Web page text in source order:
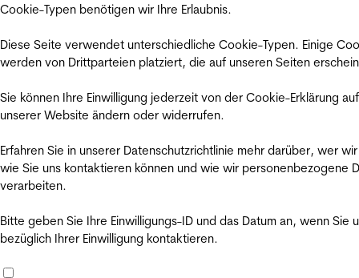
Cookie-Typen benötigen wir Ihre Erlaubnis.
Diese Seite verwendet unterschiedliche Cookie-Typen. Einige
werden von Drittparteien platziert, die auf unseren Seiten
Sie können Ihre Einwilligung jederzeit von der Cookie-Erklärung auf
unserer Website ändern oder widerrufen.
Erfahren Sie in unserer Datenschutzrichtlinie mehr darüber, wer
wie Sie uns kontaktieren können und wie wir personenbezogene
verarbeiten.
Bitte geben Sie Ihre Einwilligungs-ID und das Datum an, wenn Sie
bezüglich Ihrer Einwilligung kontaktieren.